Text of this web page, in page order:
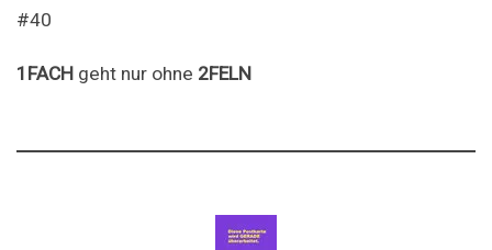
#40
1FACH geht nur ohne 2FELN